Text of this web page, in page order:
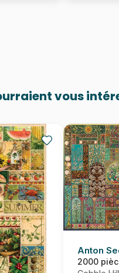
vous
Anton
2000